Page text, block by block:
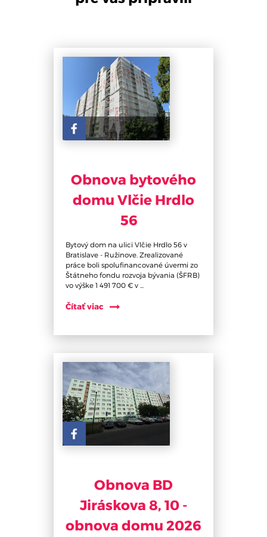
Obnova bytového
domu Vlčie Hrdlo
56
Bytový dom na ulici Vlčie Hrdlo 56 v
Bratislave - Ružinove. Zrealizované
práce boli spolufinancované úvermi zo
Štátneho fondu rozvoja bývania (ŠFRB)
vo výške 1 491 700 € v ...
Čítať viac
Obnova BD
Jiráskova 8, 10 -
obnova domu 2026